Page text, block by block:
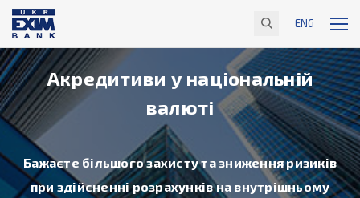
ENG
Акредитиви у національній
валюті
Бажаєте більшого захисту та зниження ризиків
при здійсненні розрахунків на внутрішньому